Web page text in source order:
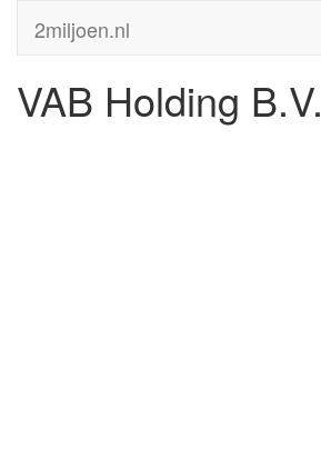
2miljoen.nl
VAB Holding B.V.